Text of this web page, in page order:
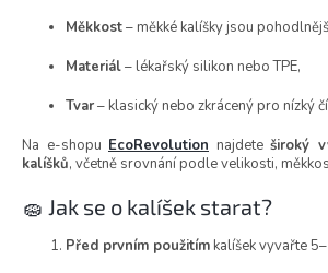
Měkkost– měkké kalíšky jsou
Materiál– lékařský silikon nebo TPE,
Tvar– klasický nebo zkrácený pro nízký
Na e-shopu EcoRevolution najdete široký
kalíšků, včetně srovnání podle velikosti,
🧽 Jak se o kalíšek starat?
Před prvním použitím kalíšek vyvařte